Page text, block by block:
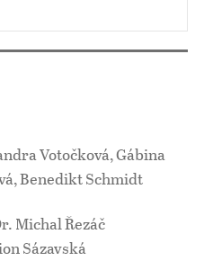
Votočková, Gábina
Benedikt Schmidt
Michal Řezáč
Sázavská